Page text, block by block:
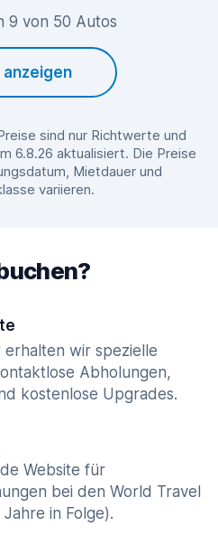
9 von 50 Autos
anzeigen
sind nur Richtwerte und
6.8.26 aktualisiert. Die Preise
Mietdauer und
variieren.
wir spezielle
Abholungen,
kostenlose Upgrades.
Website für
bei den World Travel
in Folge).